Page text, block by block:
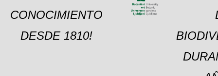
CONOCIMIENTO
DESDE 1810!